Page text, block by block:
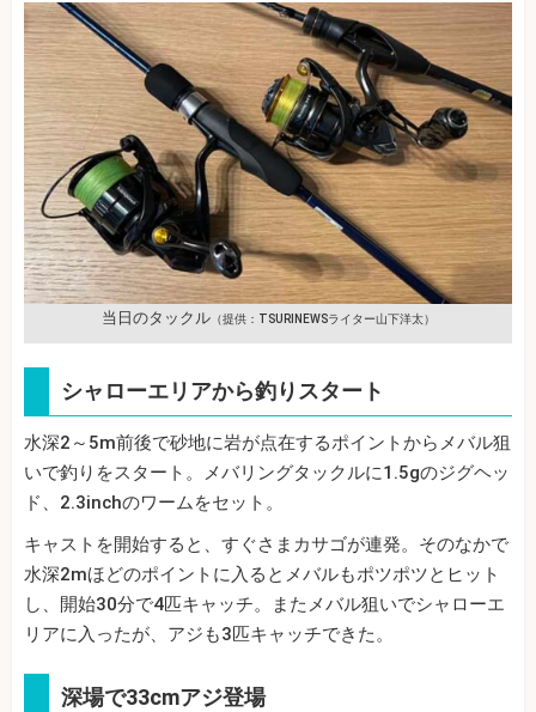
当日のタックル（提供：TSURINEWSライター山下洋太）
シャローエリアから釣りスタート
水深2～5m前後で砂地に岩が点在するポイントからメバル狙
いで釣りをスタート。メバリングタックルに1.5gのジグヘッ
ド、2.3inchのワームをセット。
キャストを開始すると、すぐさまカサゴが連発。そのなかで
水深2mほどのポイントに入るとメバルもポツポツとヒット
し、開始30分で4匹キャッチ。またメバル狙いでシャローエ
リアに入ったが、アジも3匹キャッチできた。
深場で33cmアジ登場